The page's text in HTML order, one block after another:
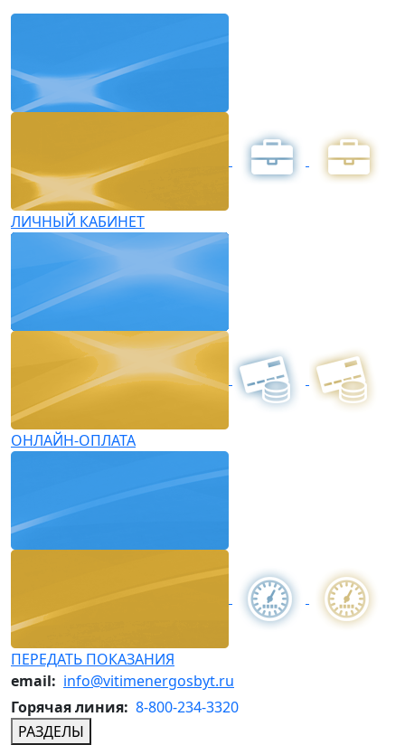
ЛИЧНЫЙ КАБИНЕТ
ОНЛАЙН-ОПЛАТА
ПЕРЕДАТЬ ПОКАЗАНИЯ
email: info@vitimenergosbyt.ru
Горячая линия: 8-800-234-3320
РАЗДЕЛЫ